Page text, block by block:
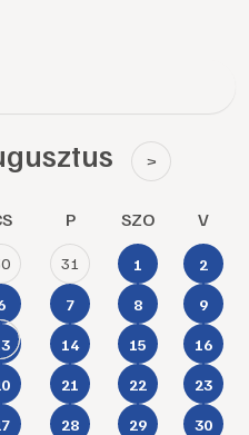
>
P SZO V
31 1 2
7 8 9
14 15 16
21 22 23
28 29 30